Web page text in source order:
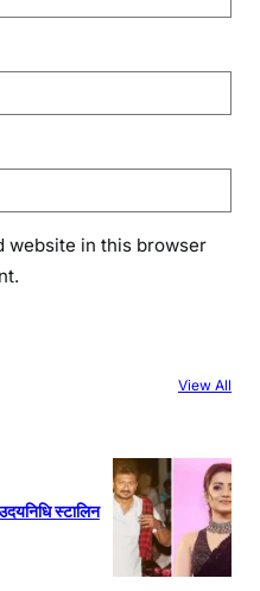
website in this browser
View All
स्टालिन